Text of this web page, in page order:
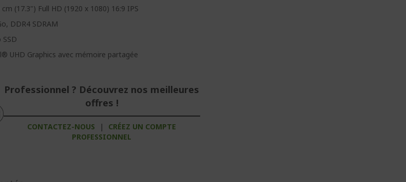
cm (17.3") Full HD (1920 x 1080) 16:9 IPS
DDR4 SDRAM
SSD
UHD Graphics avec mémoire partagée
Professionnel ? Découvrez nos meilleures
offres !
CONTACTEZ-NOUS |
CRÉEZ UN COMPTE
PROFESSIONNEL